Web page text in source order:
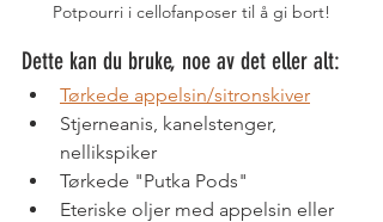
Potpourri i cellofanposer til å gi bort!
Dette kan du bruke, noe av det eller alt:
Tørkede appelsin/sitronskiver
Stjerneanis, kanelstenger,
nellikspiker
Tørkede "Putka Pods"
Eteriske oljer med appelsin eller